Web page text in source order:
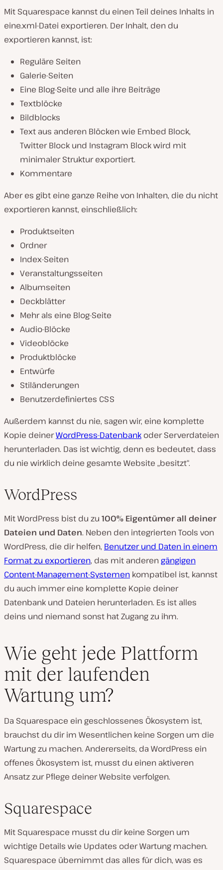
Mit Squarespace kannst du einen Teil deines Inhalts in
eine.xml-Datei exportieren. Der Inhalt, den du
exportieren kannst, ist:
Reguläre Seiten
Galerie-Seiten
Eine Blog-Seite und alle ihre Beiträge
Textblöcke
Bildblocks
Text aus anderen Blöcken wie Embed Block,
Twitter Block und Instagram Block wird mit
minimaler Struktur exportiert.
Kommentare
Aber es gibt eine ganze Reihe von Inhalten, die du nicht
exportieren kannst, einschließlich:
Produktseiten
Ordner
Index-Seiten
Veranstaltungsseiten
Albumseiten
Deckblätter
Mehr als eine Blog-Seite
Audio-Blöcke
Videoblöcke
Produktblöcke
Entwürfe
Stiländerungen
Benutzerdefiniertes CSS
Außerdem kannst du nie, sagen wir, eine komplette
Kopie deinerWordPress-Datenbank oder Serverdateien
herunterladen. Das ist wichtig, denn es bedeutet, dass
du nie wirklich deine gesamte Website „besitzt“.
WordPress
Mit WordPress bist du zu 100% Eigentümer all deiner
Dateien und Daten. Neben den integrierten Tools von
WordPress, die dir helfen, Benutzer und Daten in einem
Format zu exportieren, das mit anderengängigen
Content-Management-Systemen kompatibel ist, kannst
du auch immer eine komplette Kopie deiner
Datenbank und Dateien herunterladen. Es ist alles
deins und niemand sonst hat Zugang zu ihm.
Wie geht jede Plattform
mit der laufenden
Wartung um?
Da Squarespace ein geschlossenes Ökosystem ist,
brauchst du dir im Wesentlichen keine Sorgen um die
Wartung zu machen. Andererseits, da WordPress ein
offenes Ökosystem ist, musst du einen aktiveren
Ansatz zur Pflege deiner Website verfolgen.
Squarespace
Mit Squarespace musst du dir keine Sorgen um
wichtige Details wie Updates oder Wartung machen.
Squarespace übernimmt das alles für dich, was es